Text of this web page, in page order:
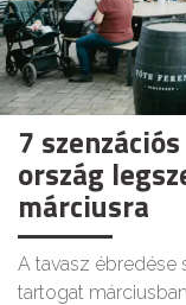
7
ország
márciusra
A tavasz ébredése
tartogat